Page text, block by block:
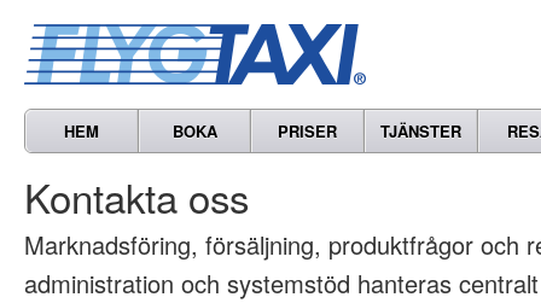
HEM BOKA PRISER TJÄNSTER
Kontakta oss
Marknads­föring, försäljning, produkt­frågor och
administration och systemstöd hanteras